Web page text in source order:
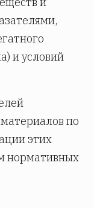
и условий
по
этих
нормативных